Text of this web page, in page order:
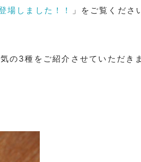
しました！！ 」をご覧くださ
の3種をご紹介させていただき